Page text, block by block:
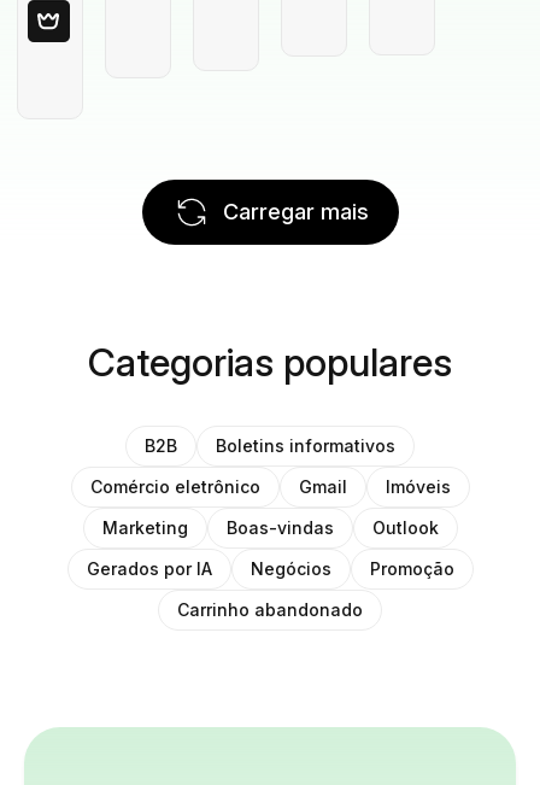
Carregar mais
Categorias populares
B2B
Boletins informativos
Comércio eletrônico
Gmail
Imóveis
Marketing
Boas-vindas
Outlook
Gerados por IA
Negócios
Promoção
Carrinho abandonado